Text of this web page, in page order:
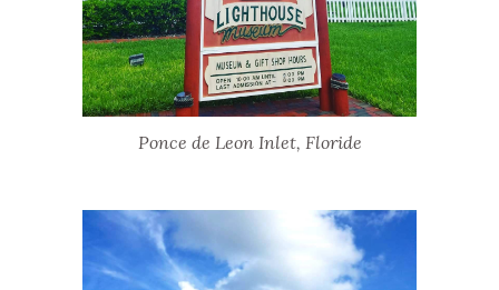
Ponce de Leon Inlet, Floride